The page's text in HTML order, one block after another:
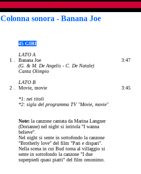
Colonna sonora - Banana Joe
1 .
2 .
45 GIRI
LATO A
Banana Joe
(G. & M. De Angelis - C. De Natale)
Canta Olimpio
LATO B
Movie, movie
*1: nei titoli
*2: sigla del programma TV "Movie, movie"
Note: la canzone cantata da Marina Langner
(Dorianne) nel night si intitola "I wanna
believe".
Nel night si sente in sottofondo la canzone
"Brotherly love" del film "Pari e dispari".
Nella scena in cui Bud torna al villaggio si
sente in sottofondo la canzone "I due
superpiedi quasi piatti" del film omonimo.
3:47
3:45